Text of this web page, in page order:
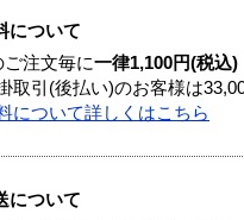
について
ご注文毎に一律1,100円(税込)
取引(後払い)のお客様は
について詳しくはこちら
について